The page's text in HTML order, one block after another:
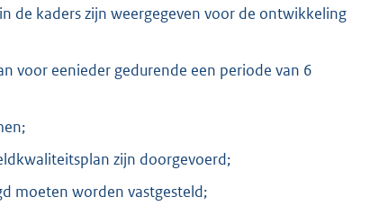
de kaders zijn weergegeven voor de ontwikkeling
voor eenieder gedurende een periode van 6
zijn doorgevoerd;
moeten worden vastgesteld;